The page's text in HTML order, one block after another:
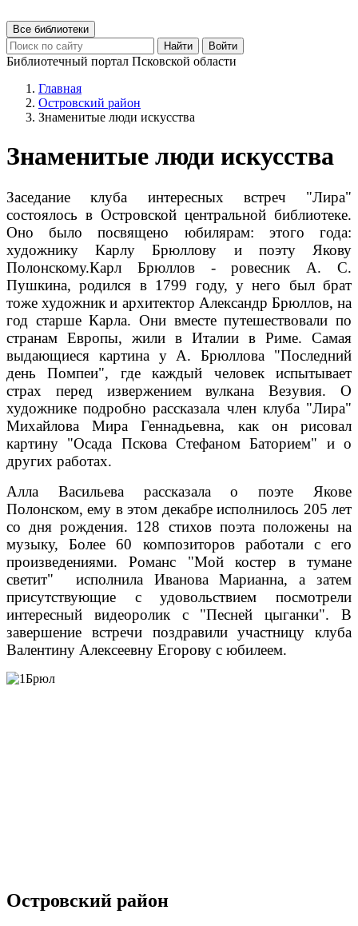
Все библиотеки
Найти
Войти
Библиотечный портал Псковской области
Главная
Островский район
Знаменитые люди искусства
Знаменитые люди искусства
Заседание клуба интересных встреч "Лира"
состоялось в Островской центральной библиотеке.
Оно было посвящено юбилярам: этого года:
художнику Карлу Брюллову и поэту Якову
Полонскому.Карл Брюллов - ровесник А. С.
Пушкина, родился в 1799 году, у него был брат
тоже художник и архитектор Александр Брюллов, на
год старше Карла. Они вместе путешествовали по
странам Европы, жили в Италии в Риме. Самая
выдающиеся картина у А. Брюллова "Последний
день Помпеи", где каждый человек испытывает
страх перед извержением вулкана Везувия. О
художнике подробно рассказала член клуба "Лира"
Михайлова Мира Геннадьевна, как он рисовал
картину "Осада Пскова Стефаном Баторием" и о
других работах.
Алла Васильева рассказала о поэте Якове
Полонском, ему в этом декабре исполнилось 205 лет
со дня рождения. 128 стихов поэта положены на
музыку, Более 60 композиторов работали с его
произведениями. Романс "Мой костер в тумане
светит" исполнила Иванова Марианна, а затем
присутствующие с удовольствием посмотрели
интересный видеоролик с "Песней цыганки". В
завершение встречи поздравили участницу клуба
Валентину Алексеевну Егорову с юбилеем.
Островский район